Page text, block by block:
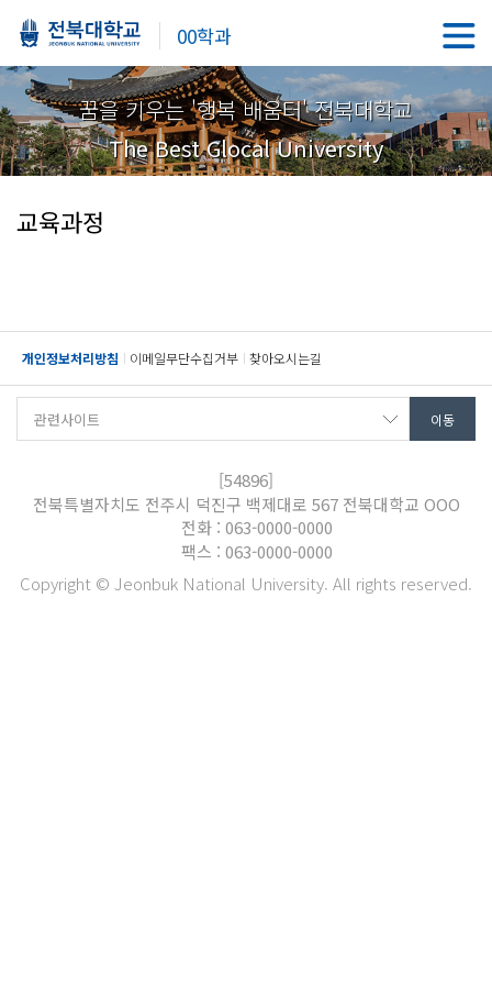
00학과
꿈을 키우는 '행복 배움터' 전북대학교
The Best Glocal University
교육과정
개인정보처리방침 이메일무단수집거부 찾아오시는길
[54896]
전북특별자치도 전주시 덕진구 백제대로 567 전북대학교 OOO
전화 : 063-0000-0000
팩스 : 063-0000-0000
Copyright © Jeonbuk National University. All rights reserved.